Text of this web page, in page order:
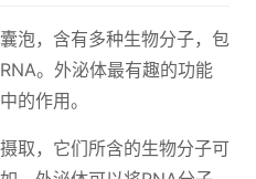
泡，含有多种生物分子，包
。外泌体最有趣的功能
的作用。
取，它们所含的生物分子可